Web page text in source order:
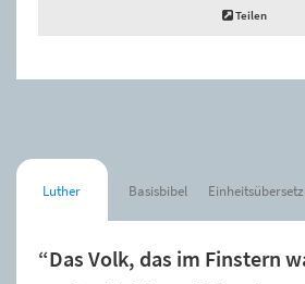
Teilen
Luther Basisbibel
“Das Volk, das im Finstern